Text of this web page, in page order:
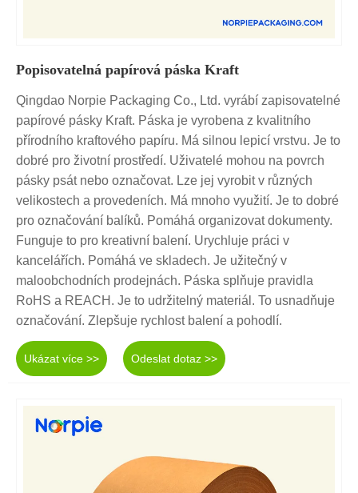
Popisovatelná papírová páska Kraft
Qingdao Norpie Packaging Co., Ltd. vyrábí zapisovatelné
papírové pásky Kraft. Páska je vyrobena z kvalitního
přírodního kraftového papíru. Má silnou lepicí vrstvu. Je to
dobré pro životní prostředí. Uživatelé mohou na povrch
pásky psát nebo označovat. Lze jej vyrobit v různých
velikostech a provedeních. Má mnoho využití. Je to dobré
pro označování balíků. Pomáhá organizovat dokumenty.
Funguje to pro kreativní balení. Urychluje práci v
kancelářích. Pomáhá ve skladech. Je užitečný v
maloobchodních prodejnách. Páska splňuje pravidla
RoHS a REACH. Je to udržitelný materiál. To usnadňuje
označování. Zlepšuje rychlost balení a pohodlí.
Ukázat více >> Odeslat dotaz >>